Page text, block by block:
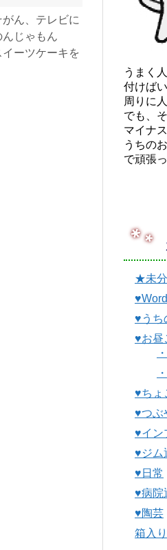
ん、テレビに
じゃもん
ーツケーキを
うまく
付けば
周りに
でも、
マイナ
うちの
で頑張
★未
♥うち
♥お昼
♥ちょ
♥つぶ
♥イン
♥ジム
♥日常
♥病院
♥陶芸
箱入